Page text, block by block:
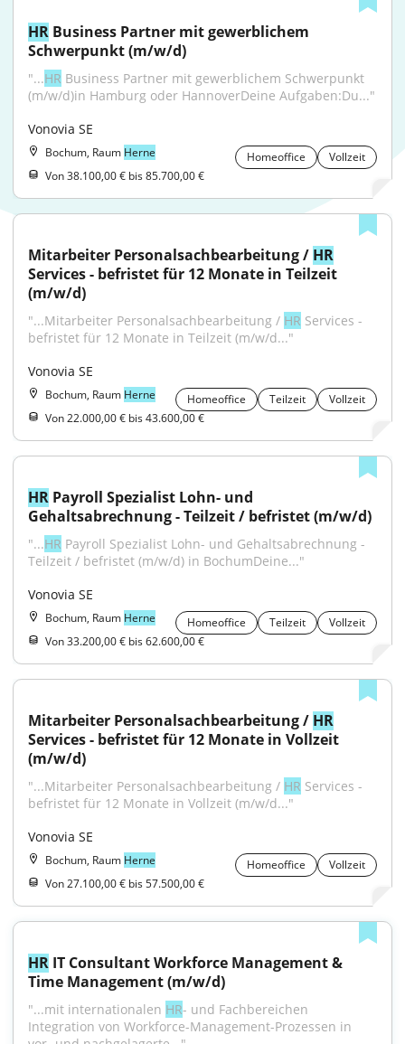
HR Business Partner mit gewerblichem
Schwerpunkt (m/w/d)
"...HR Business Partner mit gewerblichem Schwerpunkt
(m/w/d)in Hamburg oder HannoverDeine Aufgaben:Du..."
Vonovia SE
Bochum, Raum Herne Homeoffice
Vollzeit
Von 38.100,00 € bis 85.700,00 €
Mitarbeiter Personalsachbearbeitung / HR
Services - befristet für 12 Monate in Teilzeit
(m/w/d)
"...Mitarbeiter Personalsachbearbeitung / HR Services -
befristet für 12 Monate in Teilzeit (m/w/d..."
Vonovia SE
Bochum, Raum Herne Homeoffice Teilzeit
Vollzeit
Von 22.000,00 € bis 43.600,00 €
HR Payroll Spezialist Lohn- und
Gehaltsabrechnung - Teilzeit / befristet (m/w/d)
"...HR Payroll Spezialist Lohn- und Gehaltsabrechnung -
Teilzeit / befristet (m/w/d) in BochumDeine..."
Vonovia SE
Bochum, Raum Herne Homeoffice Teilzeit
Vollzeit
Von 33.200,00 € bis 62.600,00 €
Mitarbeiter Personalsachbearbeitung / HR
Services - befristet für 12 Monate in Vollzeit
(m/w/d)
"...Mitarbeiter Personalsachbearbeitung / HR Services -
befristet für 12 Monate in Vollzeit (m/w/d..."
Vonovia SE
Bochum, Raum Herne Homeoffice
Vollzeit
Von 27.100,00 € bis 57.500,00 €
HR IT Consultant Workforce Management &
Time Management (m/w/d)
"...mit internationalen HR- und Fachbereichen
Integration von Workforce-Management-Prozessen in